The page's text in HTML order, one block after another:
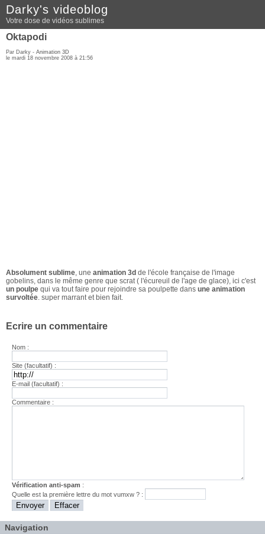
Darky's videoblog
Votre dose de vidéos sublimes
Oktapodi
Par Darky - Animation 3D
le mardi 18 novembre 2008 à 21:56
Absolument sublime, une animation 3d de l'école française de l'image
gobelins, dans le même genre que scrat ( l'écureuil de l'age de glace), ici c'est
un poulpe qui va tout faire pour rejoindre sa poulpette dans une animation
survoltée. super marrant et bien fait.
Ecrire un commentaire
Nom :
Site (facultatif) :
E-mail (facultatif) :
Commentaire :
Vérification anti-spam :
Quelle est lapremière lettre du motvumxw ? :
Navigation